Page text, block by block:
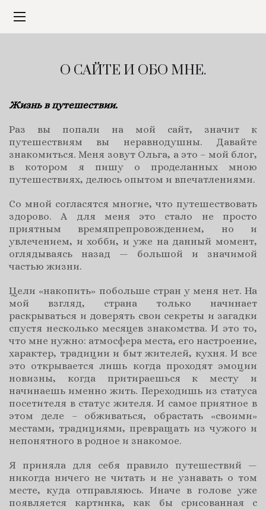
О САЙТЕ И ОБО МНЕ.
Жизнь в путешествии.
Раз вы попали на мой сайт, значит к
путешествиям вы неравнодушны. Давайте
знакомиться. Меня зовут Ольга, а это – мой блог,
в котором я пишу о проделанных мною
путешествиях, делюсь опытом и впечатлениями.
Со мной согласятся многие, что путешествовать
здорово. А для меня это стало не просто
приятным времяпрепровождением, но и
увлечением, и хобби, и уже на данный момент,
оглядываясь назад — большой и значимой
частью жизни.
Цели «накопить» побольше стран у меня нет. На
мой взгляд, страна только начинает
раскрываться и доверять свои секреты и загадки
спустя несколько месяцев знакомства. И это то,
что мне нужно: атмосфера места, его настроение,
характер, традиции и быт жителей, кухня. И все
это открывается лишь когда проходят эмоции
новизны, когда притираешься к месту и
начинаешь именно жить. Переходишь из статуса
посетителя в статус жителя. И самое приятное в
этом деле – обживаться, обрастать «своими»
местами, традициями, превращать из чужого и
непонятного в родное и знакомое.
Я приняла для себя правило путешествий —
никогда ничего не читать и не узнавать о том
месте, куда отправляюсь. Иначе в голове уже
появляется картинка, как бы срисованная с